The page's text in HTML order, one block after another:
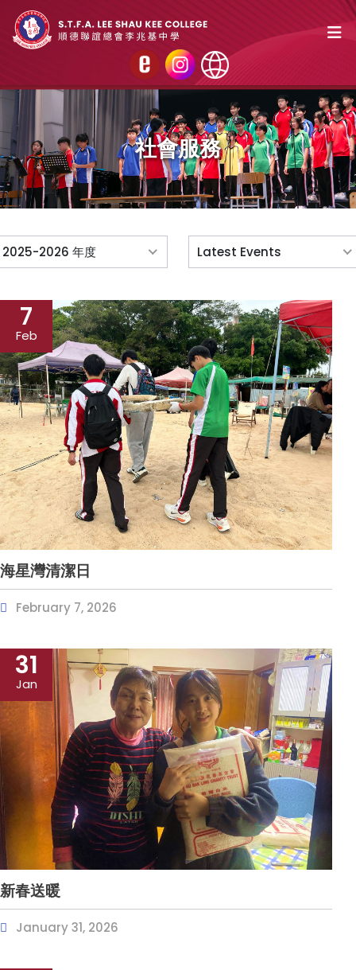
社會服務
2025-2026 年度 Latest Events
海星灣清潔日
February 7, 2026
7
Feb
新春送暖
January 31, 2026
31
Jan